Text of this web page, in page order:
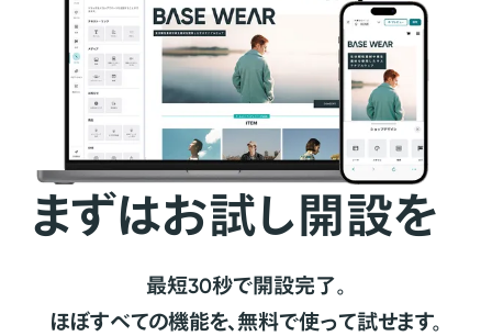
まずはお試し開設を
最短30秒で開設完了。
ほぼすべての機能を、無料で使って試せます。